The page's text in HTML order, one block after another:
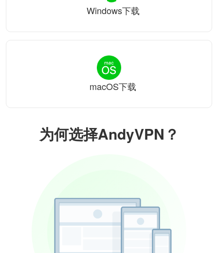
为何选择AndyVPN？
Windows下载
macOS下载